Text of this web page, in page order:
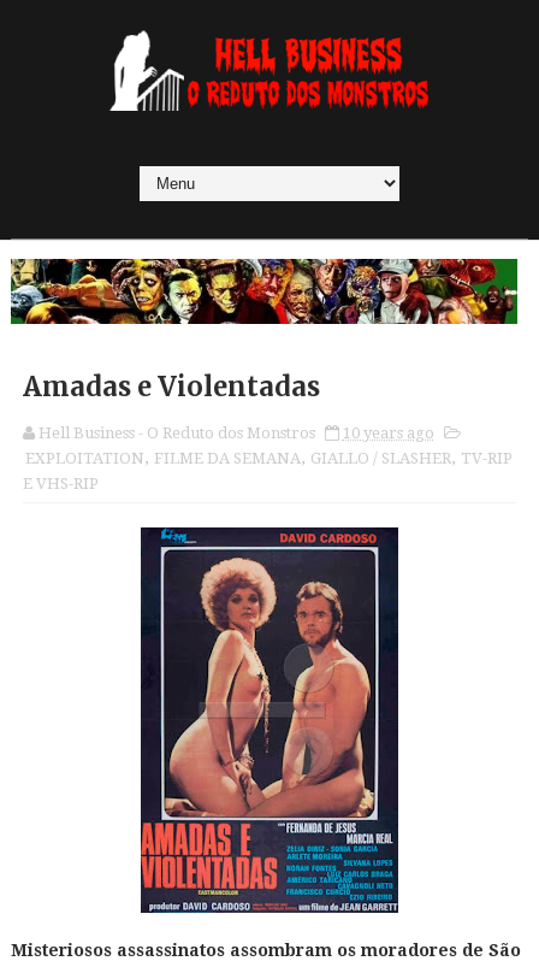
Amadas e Violentadas
Hell Business - O Reduto dos Monstros
10 years ago
EXPLOITATION, FILME DA SEMANA, GIALLO / SLASHER, TV-RIP
E VHS-RIP
Misteriosos assassinatos assombram os moradores de São